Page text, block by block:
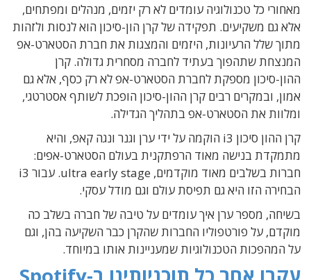
מאחורי כל טכנולוגיה עומדים לא רק יזמים, מנהלים ומפתחים,
אלא גם משקיעים. תפקידה של קרן הון-סיכון הוא לנסות ולזהות
מתוך שלל הרעיונות, היזמים והמצגות את חברת הסטארט-אפ
המנצחת שתהפוך בעתיד לחברה מסחרית גדולה. קרן
ההון-סיכון מספקת לחברת הסטארט-אפ לא רק כסף, אלא גם
אמון, ובמקרים רבים קרן ההון-סיכון הופכת לשותף אסטרטגי,
ומלוות את הסטארט-אפ בתהליך הגדילה.
קרן ההון סיכון i3 הוקמה על ידי ערן וגנר ונגה קאפ, והיא
מתמקדת בנישה מאוד הרפתקנית בעולם הסטארט-אפים:
חברות בשלבים מאוד מוקדמים, ultra early stage. עבור i3
הבחירה הזו היא גם תפיסת עולם וגם מודל עסקי.
בשיחה, מספר ערן איך עומדים על טיבה של חברה בשלב כה
מוקדם, על פורטפוליו החברות שהקרן כבר השקיעה בהן, וגם
על המהפכות הטכנולוגיות שמעניינות אותו במיוחד.